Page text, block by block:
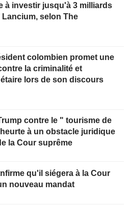
à investir jusqu'à 3 milliards
selon The
colombien promet une
la criminalité et
lors de son discours
contre le " tourisme de
à un obstacle juridique
la Cour suprême
qu'il siégera à la Cour
nouveau mandat